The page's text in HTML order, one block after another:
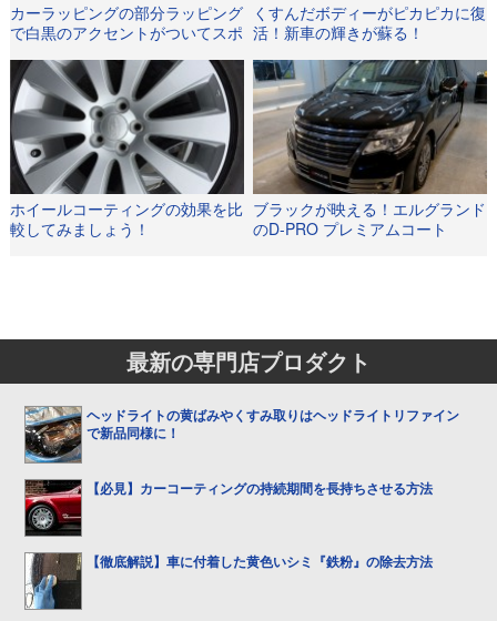
カーラッピングの部分ラッピング
で白黒のアクセントがついてスポ
くすんだボディーがピカピカに復
活！新車の輝きが蘇る！
ホイールコーティングの効果を比
較してみましょう！
ブラックが映える！エルグランド
のD-PRO プレミアムコート
最新の専門店プロダクト
ヘッドライトの黄ばみやくすみ取りはヘッドライトリファイン
で新品同様に！
【必見】カーコーティングの持続期間を長持ちさせる方法
【徹底解説】車に付着した黄色いシミ『鉄粉』の除去方法